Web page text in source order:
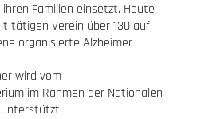
Familien einsetzt. Heute
tätigen Verein über 130 auf
organisierte Alzheimer-
wird vom
im Rahmen der Nationalen